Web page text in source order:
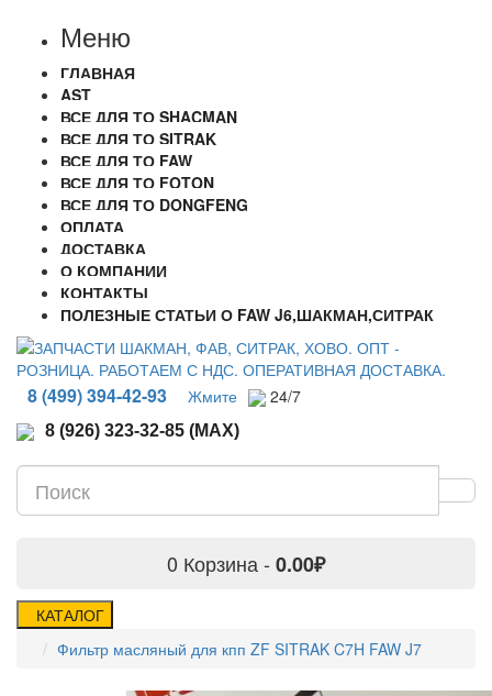
Меню
ГЛАВНАЯ
AST
ВСЕ ДЛЯ ТО SHACMAN
ВСЕ ДЛЯ ТО SITRAK
ВСЕ ДЛЯ ТО FAW
ВСЕ ДЛЯ ТО FOTON
ВСЕ ДЛЯ ТО DONGFENG
ОПЛАТА
ДОСТАВКА
О КОМПАНИИ
КОНТАКТЫ
ПОЛЕЗНЫЕ СТАТЬИ О FAW J6,ШАКМАН,СИТРАК
8 (499) 394-42-93 Жмите 24/7
8 (926) 323-32-85 (MAX)
0 Корзина - 0.00₽
КАТАЛОГ
Фильтр масляный для кпп ZF SITRAK C7H FAW J7